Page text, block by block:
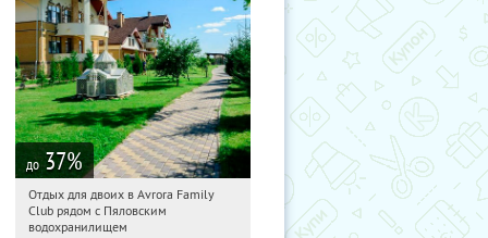
до 37%
12:16:22 Купили:
Московская обл., Мытищинский р-н,
Отдых для двоих в Avrora Family
Club рядом с Пяловским
водохранилищем